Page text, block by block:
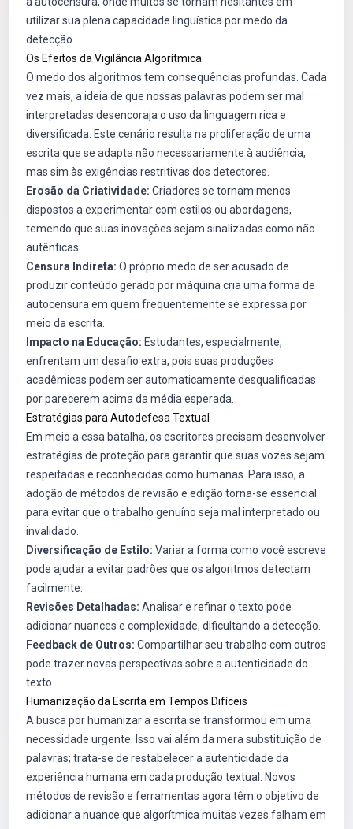
utilizar sua plena capacidade linguística por medo da
detecção.
Os Efeitos da Vigilância Algorítmica
O medo dos algoritmos tem consequências profundas. Cada
vez mais, a ideia de que nossas palavras podem ser mal
interpretadas desencoraja o uso da linguagem rica e
diversificada. Este cenário resulta na proliferação de uma
escrita que se adapta não necessariamente à audiência,
mas sim às exigências restritivas dos detectores.
Erosão da Criatividade: Criadores se tornam menos
dispostos a experimentar com estilos ou abordagens,
temendo que suas inovações sejam sinalizadas como não
autênticas.
Censura Indireta: O próprio medo de ser acusado de
produzir conteúdo gerado por máquina cria uma forma de
autocensura em quem frequentemente se expressa por
meio da escrita.
Impacto na Educação: Estudantes, especialmente,
enfrentam um desafio extra, pois suas produções
acadêmicas podem ser automaticamente desqualificadas
por parecerem acima da média esperada.
Estratégias para Autodefesa Textual
Em meio a essa batalha, os escritores precisam desenvolver
estratégias de proteção para garantir que suas vozes sejam
respeitadas e reconhecidas como humanas. Para isso, a
adoção de métodos de revisão e edição torna-se essencial
para evitar que o trabalho genuíno seja mal interpretado ou
invalidado.
Diversificação de Estilo: Variar a forma como você escreve
pode ajudar a evitar padrões que os algoritmos detectam
facilmente.
Revisões Detalhadas: Analisar e refinar o texto pode
adicionar nuances e complexidade, dificultando a detecção.
Feedback de Outros: Compartilhar seu trabalho com outros
pode trazer novas perspectivas sobre a autenticidade do
texto.
Humanização da Escrita em Tempos Difíceis
A busca por humanizar a escrita se transformou em uma
necessidade urgente. Isso vai além da mera substituição de
palavras; trata-se de restabelecer a autenticidade da
experiência humana em cada produção textual. Novos
métodos de revisão e ferramentas agora têm o objetivo de
adicionar a nuance que algorítmica muitas vezes falham em